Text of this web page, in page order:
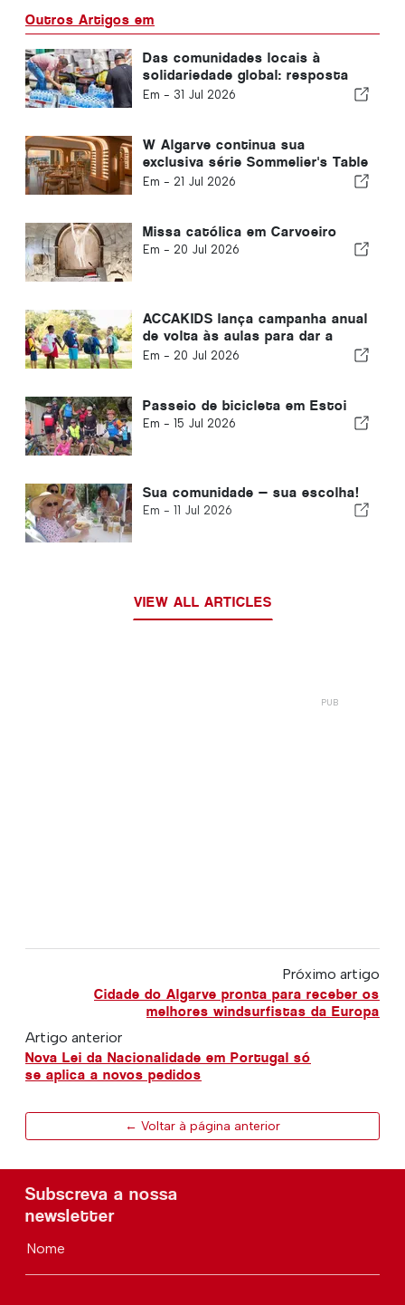
Outros Artigos em
Das comunidades locais à
solidariedade global: resposta
coletiva após os terremotos na
Em - 31 Jul 2026
W Algarve continua sua
exclusiva série Sommelier's Table
com Buçaco
Em - 21 Jul 2026
Missa católica em Carvoeiro
Em - 20 Jul 2026
ACCAKIDS lança campanha anual
de volta às aulas para dar a
cada criança um começo justo
Em - 20 Jul 2026
Passeio de bicicleta em Estoi
Em - 15 Jul 2026
Sua comunidade — sua escolha!
Em - 11 Jul 2026
VIEW ALL ARTICLES
Próximo artigo
Cidade do Algarve pronta para receber os
melhores windsurfistas da Europa
Artigo anterior
Nova Lei da Nacionalidade em Portugal só
se aplica a novos pedidos
← Voltar à página anterior
Subscreva a nossa
newsletter
Nome